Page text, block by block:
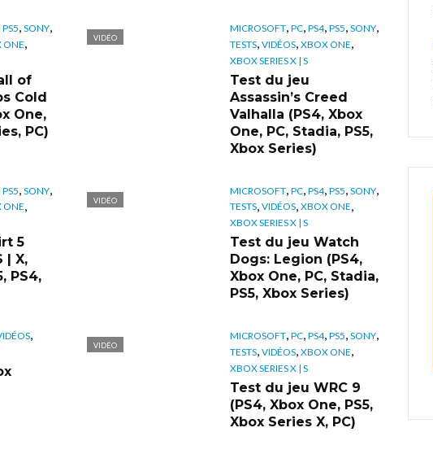
PS5 SONY
ONE
of
Cold
One,
PC)
VIDÉO
MICROSOFT PC PS4, PS5 SONY
TESTS VIDÉOS XBOX ONE
XBOX SERIES X | S
Test du jeu
Assassin’s Creed
Valhalla (PS4, Xbox
One, PC, Stadia, PS5,
Xbox Series)
PS5 SONY
ONE
5
| X,
PS4,
VIDÉO
MICROSOFT PC PS4, PS5 SONY
TESTS VIDÉOS XBOX ONE
XBOX SERIES X | S
Test du jeu Watch
Dogs: Legion (PS4,
Xbox One, PC, Stadia,
PS5, Xbox Series)
,
VIDÉO
MICROSOFT, PC, PS4, PS5, SONY,
TESTS, VIDÉOS, XBOX ONE,
XBOX SERIES X | S
Test du jeu WRC 9
(PS4, Xbox One, PS5,
Xbox Series X, PC)